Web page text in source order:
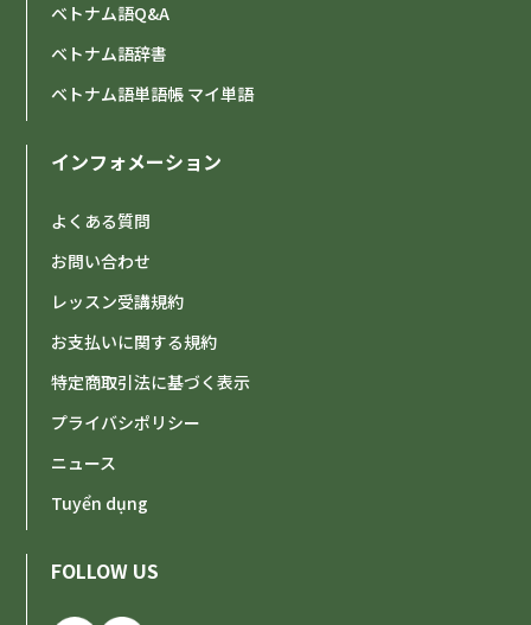
ベトナム語Q&A
ベトナム語辞書
ベトナム語単語帳 マイ単語
インフォメーション
よくある質問
お問い合わせ
レッスン受講規約
お支払いに関する規約
特定商取引法に基づく表示
プライバシポリシー
ニュース
Tuyển dụng
FOLLOW US